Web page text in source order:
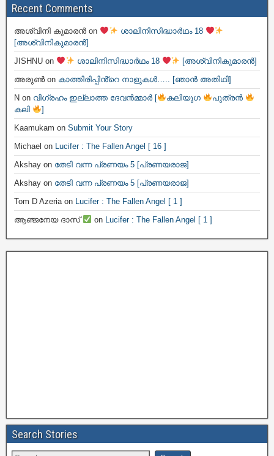
Recent Comments
അശ്വിനി കുമാരൻ on
ശാലിനിസിദ്ധാർഥം 18
[അശ്വിനികുമാരൻ]
JISHNU on ശാലിനിസിദ്ധാർഥം 18
[അശ്വിനികുമാരൻ]
അരുൺon കാത്തിരിപ്പിൻ്റെ നാളുകൾ….. [ഞാൻ അതിഥി]
N on വിഗ്രഹം ഇല്ലാത്ത ദേവൻമ്മാർ [ കലിയുഗ
പുത്രൻ
കലി
]
Kaamukam on Submit Your Story
Michael on Lucifer : The Fallen Angel [ 16 ]
Akshay on തേടി വന്ന പ്രണയം 5 [പ്രണയരാജ]
Akshay on തേടി വന്ന പ്രണയം 5 [പ്രണയരാജ]
Tom D Azeria on Lucifer : The Fallen Angel [ 1 ]
ആഞ്ജനേയ ദാസ്
on Lucifer : The Fallen Angel [ 1 ]
Search Stories